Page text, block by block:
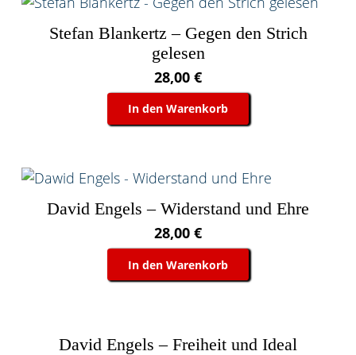
Stefan Blankertz – Gegen den Strich
gelesen
28,00 €
In den Warenkorb
David Engels – Widerstand und Ehre
28,00 €
In den Warenkorb
David Engels – Freiheit und Ideal